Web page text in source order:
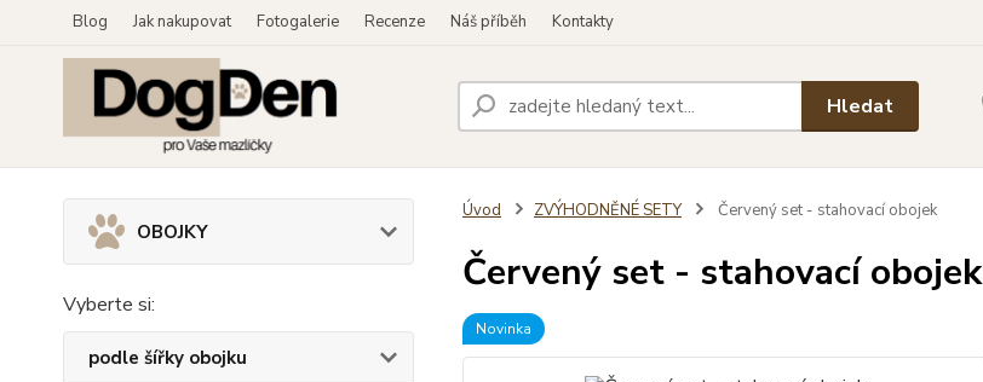
Blog Jak nakupovat Fotogalerie Recenze Náš příběh Kontakty
Hledat
OBOJKY
Vyberte si:
podle šířky obojku
Úvod ZVÝHODNĚNÉ SETY Červený set - stahovací obojek
Červený set - stahovací obojek
Novinka